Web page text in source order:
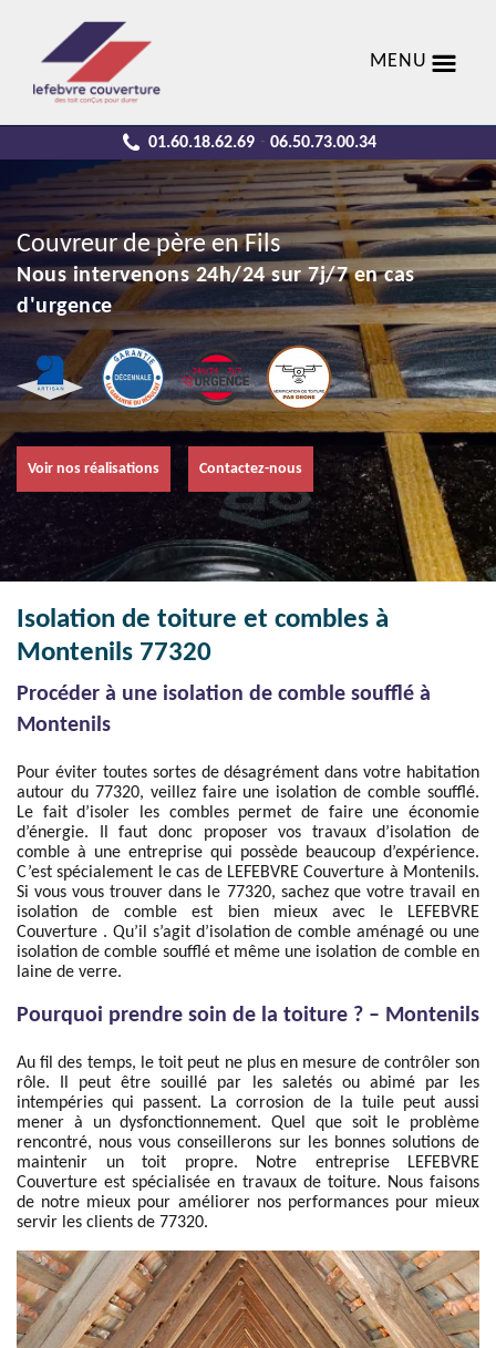
MENU
01.60.18.62.69 - 06.50.73.00.34
Couvreur de père en Fils
Nous intervenons 24h/24 sur 7j/7 en cas
d'urgence
Voir nos réalisations Contactez-nous
Isolation de toiture et combles à
Montenils 77320
Procéder à une isolation de comble soufflé à
Montenils
Pour éviter toutes sortes de désagrément dans votre habitation
autour du 77320, veillez faire une isolation de comble soufflé.
Le fait d’isoler les combles permet de faire une économie
d’énergie. Il faut donc proposer vos travaux d’isolation de
comble à une entreprise qui possède beaucoup d’expérience.
C’est spécialement le cas de LEFEBVRE Couverture à Montenils.
Si vous vous trouver dans le 77320, sachez que votre travail en
isolation de comble est bien mieux avec le LEFEBVRE
Couverture . Qu’il s’agit d’isolation de comble aménagé ou une
isolation de comble soufflé et même une isolation de comble en
laine de verre.
Pourquoi prendre soin de la toiture ? – Montenils
Au fil des temps, le toit peut ne plus en mesure de contrôler son
rôle. Il peut être souillé par les saletés ou abimé par les
intempéries qui passent. La corrosion de la tuile peut aussi
mener à un dysfonctionnement. Quel que soit le problème
rencontré, nous vous conseillerons sur les bonnes solutions de
maintenir un toit propre. Notre entreprise LEFEBVRE
Couverture est spécialisée en travaux de toiture. Nous faisons
de notre mieux pour améliorer nos performances pour mieux
servir les clients de 77320.